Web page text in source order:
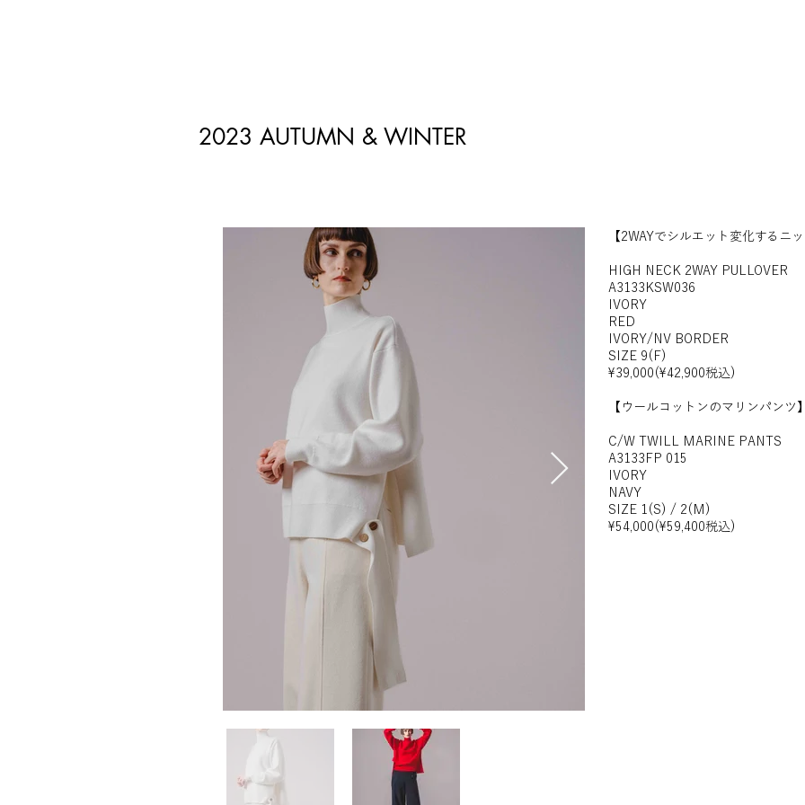
2023 AUTUMN & WINTER
【2WAYでシルエット変化するニ
HIGH NECK 2WAY PULLOVER
A3133KSW036
IVORY
RED
IVORY/NV BORDER
SIZE 9(F)
¥39,000(¥42,900税込)
【ウールコットンのマリンパンツ】
C/W TWILL MARINE PANTS
A3133FP 015
IVORY
NAVY
SIZE 1(S) / 2(M)
¥54,000(¥59,400税込)